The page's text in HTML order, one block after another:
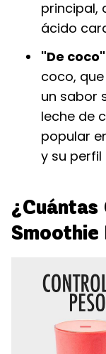
principal,
ácido
"De coco"
coco,
un sabor
leche de
popular
y su perfil
¿Cuántas
Smoothie